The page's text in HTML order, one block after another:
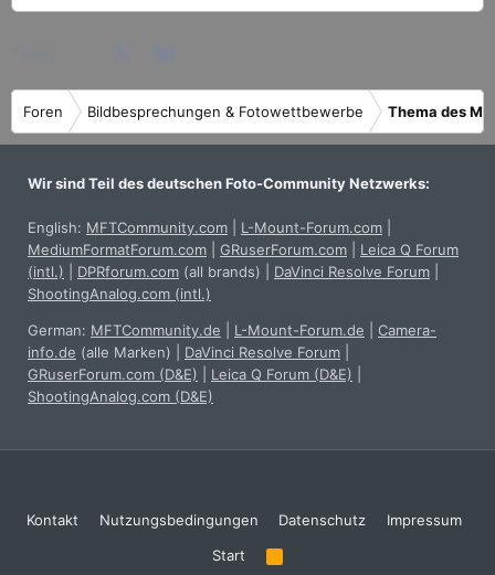
Foren Bildbesprechungen & Fotowettbewerbe Thema des
Wir sind Teil des deutschen Foto-Community Netzwerks:
English: MFTCommunity.com L-Mount-Forum.com
MediumFormatForum.com
GRuserForum.com
Leica Q Forum
(intl.)
DPRforum.com (all brands) DaVinci Resolve Forum
ShootingAnalog.com (intl.)
German: MFTCommunity.de L-Mount-Forum.de
Camera-
info.de (alle Marken) DaVinci Resolve Forum
GRuserForum.com (D&E)
Leica Q Forum (D&E)
ShootingAnalog.com (D&E)
Kontakt Nutzungsbedingungen Datenschutz
Impressum
Start
R
S